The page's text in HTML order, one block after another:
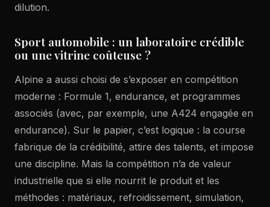
dilution.
Sport automobile : un laboratoire crédible
ou une vitrine coûteuse ?
Alpine a aussi choisi de s’exposer en compétition
moderne : Formule 1, endurance, et programmes
associés (avec, par exemple, une A424 engagée en
endurance). Sur le papier, c’est logique : la course
fabrique de la crédibilité, attire des talents, et impose
une discipline. Mais la compétition n’a de valeur
industrielle que si elle nourrit le produit et les
méthodes : matériaux, refroidissement, simulation,